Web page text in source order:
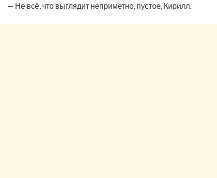
— Не всё, что выглядит неприметно, пустое, Кирилл.